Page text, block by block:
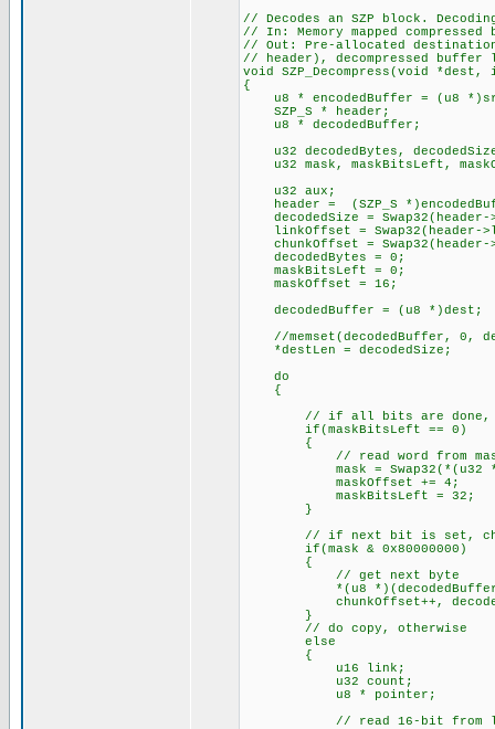
// Decodes an SZP block.
// In: Memory mapped
// Out: Pre-allocated
// header), decompressed
void SZP_Decompress(void
{
u8 * encodedBuffer = (u8
SZP_S * header;
u8 * decodedBuffer;
u32 decodedBytes,
u32 mask, maskBitsLeft,
u32 aux;
header = (SZP_S
decodedSize =
linkOffset =
chunkOffset =
decodedBytes = 0;
maskBitsLeft = 0; //
maskOffset = 16; //
decodedBuffer = (u8 *)dest;
//memset(decodedBuffer, 0,
*destLen = decodedSize;
do
{
// if all bits are done, get
if(maskBitsLeft == 0)
{
// read word from mask
mask = Swap32(*(u32
maskOffset += 4;
maskBitsLeft = 32; //
}
// if next bit is set,
if(mask & 0x80000000)
{
// get next byte
*(u8 *)(decodedBuffer +
chunkOffset++,
}
// do copy, otherwise
else
{
u16 link;
u32 count;
u8 * pointer;
// read 16-bit from